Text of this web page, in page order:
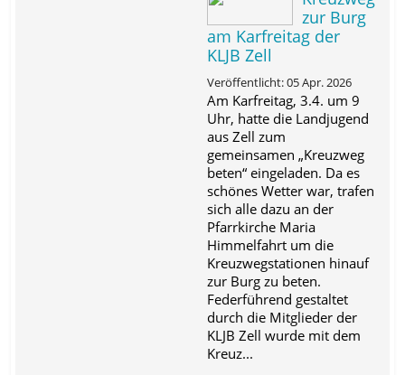
zur Burg
am Karfreitag der
KLJB Zell
Veröffentlicht: 05 Apr. 2026
Am Karfreitag, 3.4. um 9
Uhr, hatte die Landjugend
aus Zell zum
gemeinsamen „Kreuzweg
beten“ eingeladen. Da es
schönes Wetter war, trafen
sich alle dazu an der
Pfarrkirche Maria
Himmelfahrt um die
Kreuzwegstationen hinauf
zur Burg zu beten.
Federführend gestaltet
durch die Mitglieder der
KLJB Zell wurde mit dem
Kreuz...